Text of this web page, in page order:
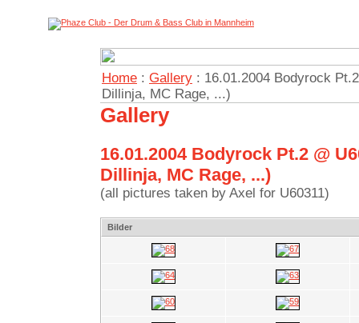
Home : Gallery : 16.01.2004 Bodyrock
Dillinja, MC Rage, ...)
Gallery
16.01.2004 Bodyrock Pt.2 @
Dillinja, MC Rage, ...)
(all pictures taken by Axel for U60311)
Bilder